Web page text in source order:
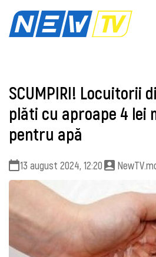
SCUMPIRI! Locuitorii
plăti cu aproape 4 lei
pentru apă
13 august 2024, 12:20